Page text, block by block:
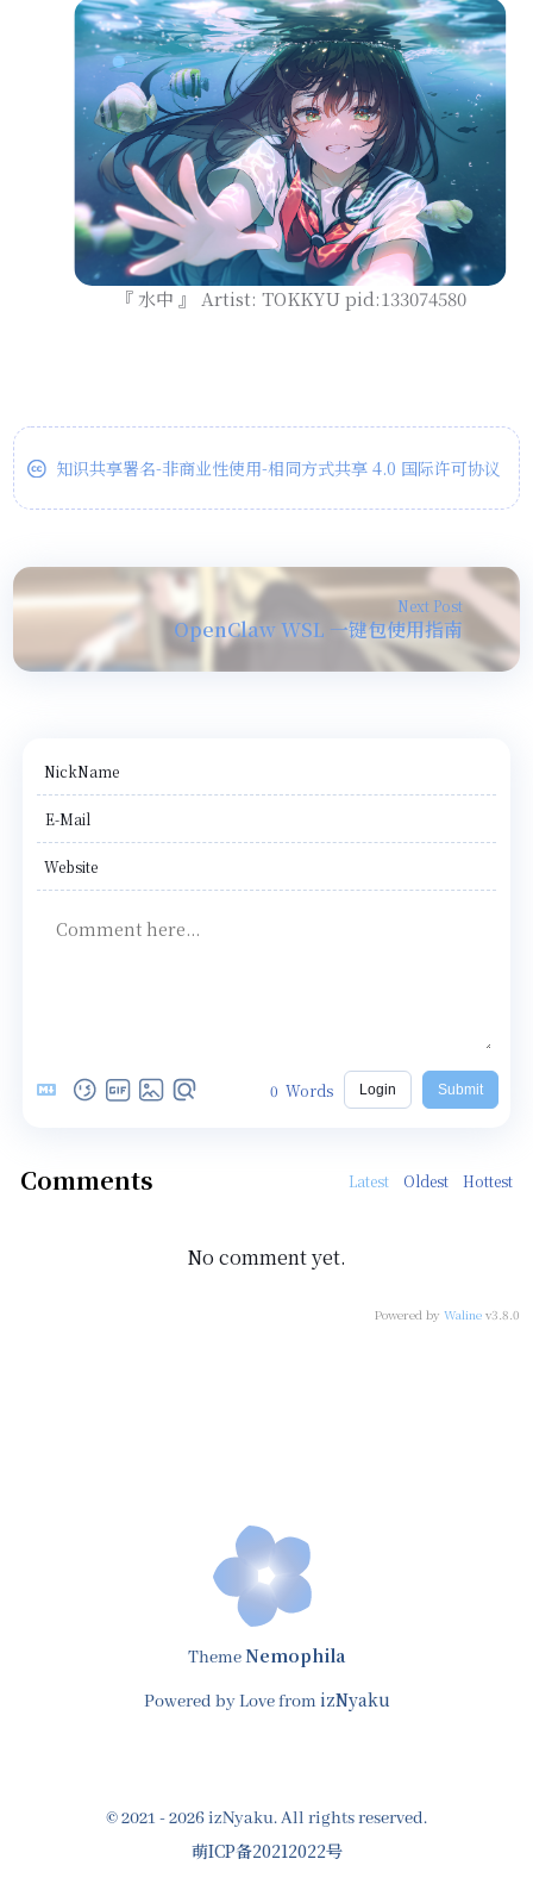
『 水中 』 Artist: TOKKYU pid:133074580
知识共享署名-非商业性使用-相同方式共享 4.0 国际许可协议
Next Post
OpenClaw WSL 一键包使用指南
NickName
E-Mail
Website
0 Words Login Submit
Comments Latest Oldest Hottest
No comment yet.
Powered by Walinev3.8.0
ThemeNemophila
Powered by Love from izNyaku
© 2021 - 2026 izNyaku. All rights reserved.
萌ICP备20212022号